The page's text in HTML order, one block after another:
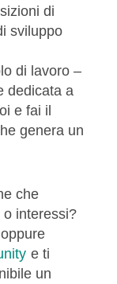
di
sviluppo
di lavoro –
dedicata a
e fai il
genera un
che
interessi?
oppure
e ti
un